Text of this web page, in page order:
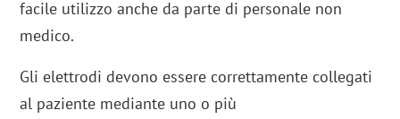
facile utilizzo anche da parte di personale non
medico.
Gli elettrodi devono essere correttamente collegati
al paziente mediante uno o più